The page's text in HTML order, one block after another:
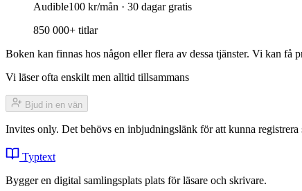
Audible100 kr/mån · 30 dagar gratis
850 000+ titlar
Boken kan finnas hos någon eller flera av dessa tjänster. Vi kan få
Vi läser ofta enskilt men alltid tillsammans
Bjud in en vän
Invites only. Det behövs en inbjudningslänk för att kunna registrera
Typtext
Bygger en digital samlingsplats plats för läsare och skrivare.